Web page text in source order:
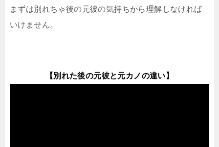
まずは別れちゃ後の元彼の気持ちから理解しなければ
いけません。
【別れた後の元彼と元カノの違い】